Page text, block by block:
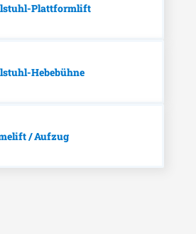
Plattformlift
Hebebühne
/ Aufzug